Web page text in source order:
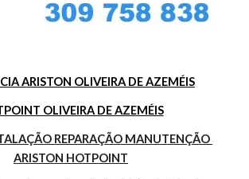
ARISTON OLIVEIRA DE AZEMÉIS
OLIVEIRA DE AZEMÉIS
REPARAÇÃO MANUTENÇÃO
ARISTON HOTPOINT